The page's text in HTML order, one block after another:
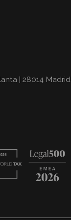
| 28014 Madrid